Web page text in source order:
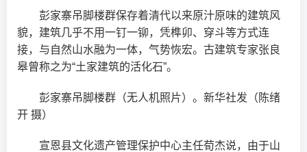
彭家寨吊脚楼群保存着清代以来原汁原味的建筑风
貌，建筑几乎不用一钉一铆，凭榫卯、穿斗等方式连
接，与自然山水融为一体，气势恢宏。古建筑专家张良
皋曾称之为“土家建筑的活化石”。
彭家寨吊脚楼群（无人机照片）。新华社发（陈绪
开 摄）
宣恩县文化遗产管理保护中心主任荀杰说，由于山